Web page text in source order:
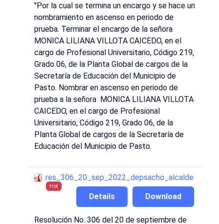
"Por la cual se termina un encargo y se hace un
nombramiento en ascenso en periodo de
prueba. Terminar el encargo de la señora
MONICA LILIANA VILLOTA CAICEDO, en el
cargo de Profesional Universitario, Código 219,
Grado 06, de la Planta Global de cargos de la
Secretaría de Educación del Municipio de
Pasto. Nombrar en ascenso en periodo de
prueba a la señora MONICA LILIANA VILLOTA
CAICEDO, en el cargo de Profesional
Universitario, Código 219, Grado 06, de la
Planta Global de cargos de la Secretaría de
Educación del Municipio de Pasto.
res_306_20_sep_2022_depsacho_alcalde
Hot
Download
Details
Resolución No. 306 del 20 de septiembre de